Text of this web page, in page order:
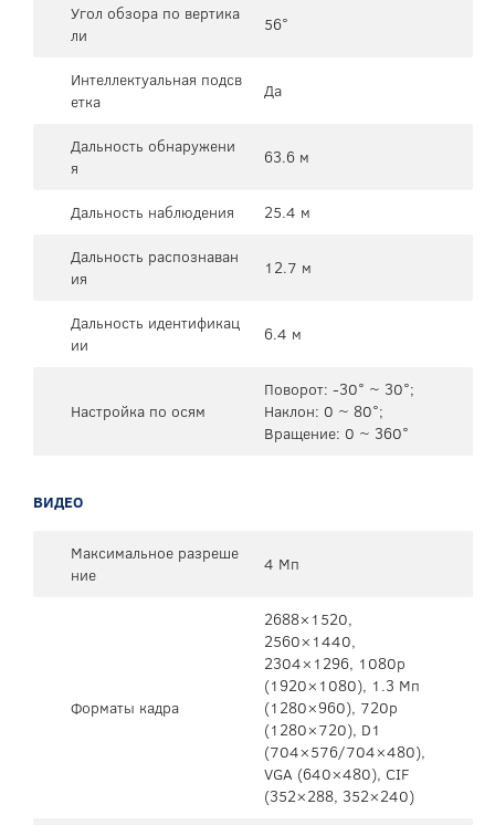
Угол обзора по вертика
ли
56°
Интеллектуальная подсв
етка
Да
Дальность обнаружени
я
63.6 м
Дальность наблюдения
25.4 м
Дальность распознаван
ия
12.7 м
Дальность идентификац
ии
6.4 м
Настройка по осям
Поворот: -30° ~ 30°;
Наклон: 0 ~ 80°;
Вращение: 0 ~ 360°
ВИДЕО
Максимальное разреше
ние
4 Мп
Форматы кадра
2688×1520,
2560×1440,
2304×1296, 1080р
(1920×1080), 1.3 Мп
(1280×960), 720p
(1280×720), D1
(704×576/704×480),
VGA (640×480), CIF
(352×288, 352×240)